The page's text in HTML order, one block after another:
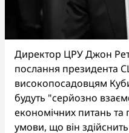
Директор ЦРУ Джон
послання президента
високопосадовцям
будуть "серйозно
економічних питань
умови, що він